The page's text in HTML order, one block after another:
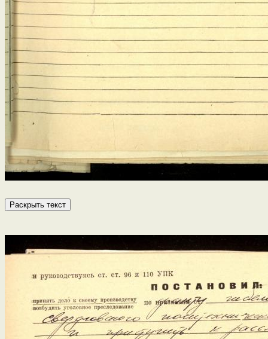
Раскрыть текст